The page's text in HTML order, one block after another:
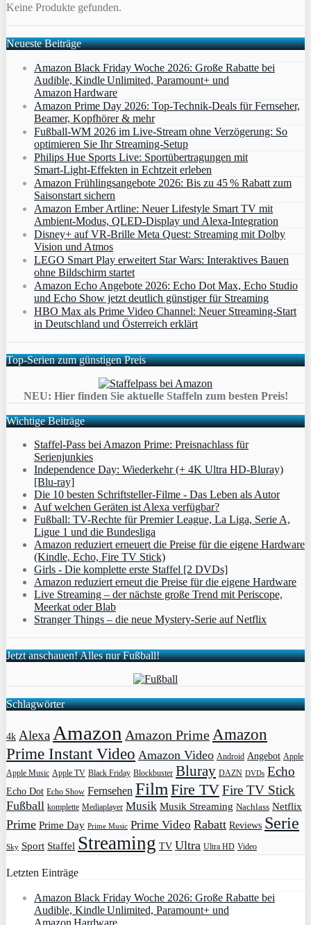
Keine Produkte gefunden.
Neueste Beiträge
Amazon Black Friday Woche 2026: Große Rabatte bei
Audible, Kindle Unlimited, Paramount+ und
Amazon Hardware
Amazon Prime Day 2026: Top-Technik-Deals für Fernseher,
Beamer, Kopfhörer & mehr
Fußball-WM 2026 im Live-Stream ohne Verzögerung: So
optimieren Sie Ihr Streaming-Setup
Philips Hue Sports Live: Sportübertragungen mit
Smart‑Light‑Effekten in Echtzeit erleben
Amazon Frühlingsangebote 2026: Bis zu 45 % Rabatt zum
Saisonstart sichern
Amazon Ember Artline: Neuer Lifestyle Smart TV mit
Ambient‑Modus, QLED‑Display und Alexa‑Integration
Disney+ auf VR-Brille Meta Quest: Streaming mit Dolby
Vision und Atmos
LEGO Smart Play erweitert Star Wars: Interaktives Bauen
ohne Bildschirm startet
Amazon Echo Angebote 2026: Echo Dot Max, Echo Studio
und Echo Show jetzt deutlich günstiger für Streaming
HBO Max als Prime Video Channel: Neuer Streaming‑Start
in Deutschland und Österreich erklärt
Top-Serien zum günstigen Preis
NEU: Hier finden Sie aktuelle Staffeln zum besten Preis!
Wichtige Beiträge
Staffel-Pass bei Amazon Prime: Preisnachlass für
Serienjunkies
Independence Day: Wiederkehr (+ 4K Ultra HD-Bluray)
[Blu-ray]
Die 10 besten Schriftsteller-Filme - Das Leben als Autor
Auf welchen Geräten ist Alexa verfügbar?
Fußball: TV-Rechte für Premier League, La Liga, Serie A,
Ligue 1 und die Bundesliga
Amazon reduziert erneuert die Preise für die eigene Hardware
(Kindle, Echo, Fire TV Stick)
Girls - Die komplette erste Staffel [2 DVDs]
Amazon reduziert erneut die Preise für die eigene Hardware
Live Streaming – der nächste große Trend mit Periscope,
Meerkat oder Blab
Stranger Things – die neue Mystery-Serie auf Netflix
Jetzt anschauen! Alles nur Fußball!
Schlagwörter
4k Alexa Amazon Amazon Prime Amazon
Prime Instant Video Amazon Video Android Angebot Apple
Apple Music Apple TV Black Friday Blockbuster Bluray DAZN DVDs Echo
Echo Dot Echo Show Fernsehen Film Fire TVFire TV Stick
Fußball komplette Mediaplayer Musik Musik Streaming Nachlass Netflix
Prime Prime Day Prime Music Prime Video Rabatt Reviews Serie
Sky Sport Staffel Streaming TV Ultra Ultra HD Video
Letzten Einträge
Amazon Black Friday Woche 2026: Große Rabatte bei
Audible, Kindle Unlimited, Paramount+ und
Amazon Hardware